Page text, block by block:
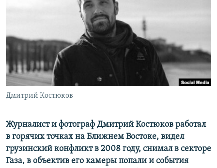
ПРОПАВШИЕ БЕЗ ВЕСТИ
ПОБЕДИТЕЛЕЙ НЕ СУДЯТ?
КРЫМ.НЕПОКОРЕННЫЙ
ELIFBE
УКРАИНСКАЯ ПРОБЛЕМА КРЫМА
Все сайты RFE/RL
Дмитрий Костюков
Журналист и фотограф Дмитрий Костюков работал
в горячих точках на Ближнем Востоке, видел
грузинский конфликт в 2008 году, снимал в секторе
Газа, в объектив его камеры попали и события